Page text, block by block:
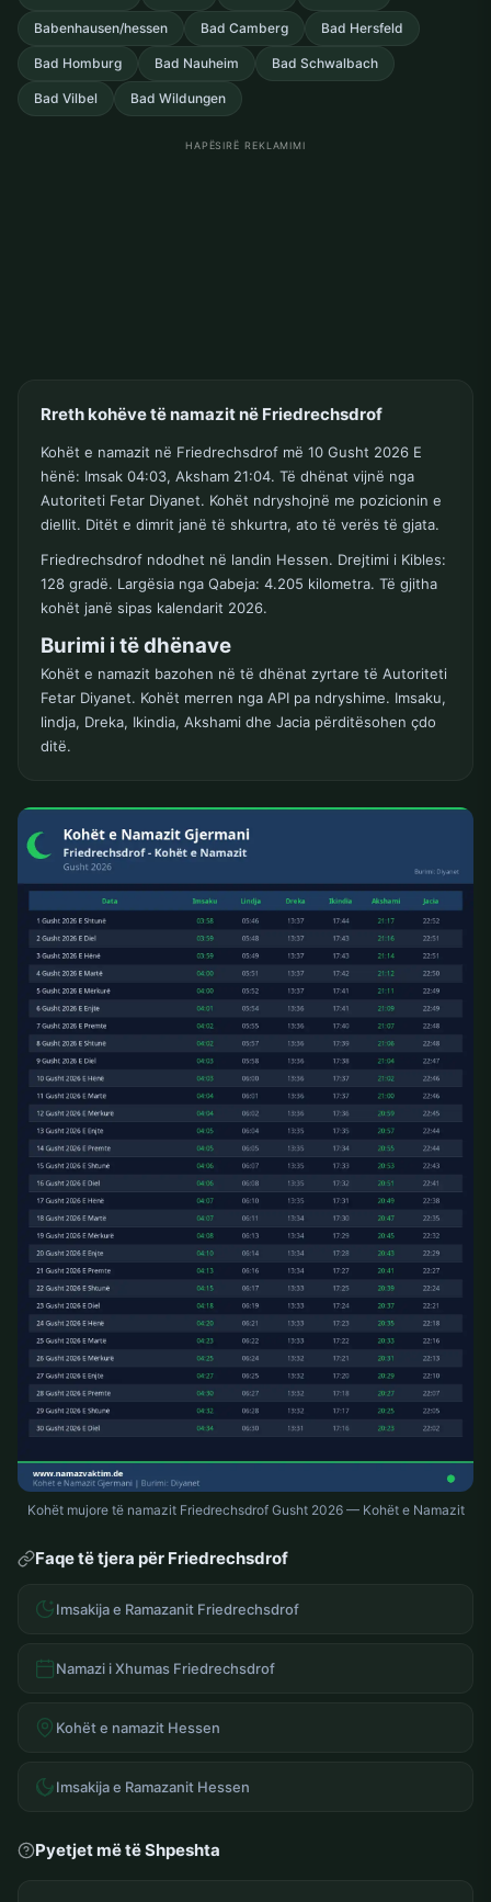
Babenhausen/hessen Bad Camberg Bad Hersfeld
Bad Homburg Bad Nauheim Bad Schwalbach
Bad Vilbel Bad Wildungen
HAPËSIRË REKLAMIMI
Rreth kohëve të namazit në Friedrechsdrof
Kohët e namazit në Friedrechsdrof më 10 Gusht 2026 E
hënë: Imsak 04:03, Aksham 21:04. Të dhënat vijnë nga
Autoriteti Fetar Diyanet. Kohët ndryshojnë me pozicionin e
diellit. Ditët e dimrit janë të shkurtra, ato të verës të gjata.
Friedrechsdrof ndodhet në landin Hessen. Drejtimi i Kibles:
128 gradë. Largësia nga Qabeja: 4.205 kilometra. Të gjitha
kohët janë sipas kalendarit 2026.
Burimi i të dhënave
Kohët e namazit bazohen në të dhënat zyrtare të Autoriteti
Fetar Diyanet. Kohët merren nga API pa ndryshime. Imsaku,
lindja, Dreka, Ikindia, Akshami dhe Jacia përditësohen çdo
ditë.
Kohët mujore të namazit Friedrechsdrof Gusht 2026 — Kohët e Namazit
Faqe të tjera për Friedrechsdrof
Imsakija e Ramazanit Friedrechsdrof
Namazi i Xhumas Friedrechsdrof
Kohët e namazit Hessen
Imsakija e Ramazanit Hessen
Pyetjet më të Shpeshta